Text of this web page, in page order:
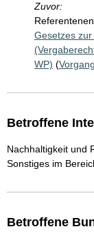
Zuvor:
Gesetzes
WP) (Vorgang
Betroffene
Nachhaltigkeit und
Sonstiges im
Betroffene